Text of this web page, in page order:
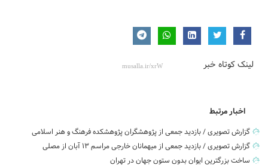
لینک کوتاه خبر
اخبار مرتبط
گزارش تصویری / بازدید جمعی از پژوهشگران پژوهشکده فرهنگ و هنر اسلامی
گزارش تصویری / بازدید جمعی از میهمانان خارجی مراسم ۱۳ آبان از مصلی
ساخت بزرگترین ایوان بدون ستون جهان در تهران